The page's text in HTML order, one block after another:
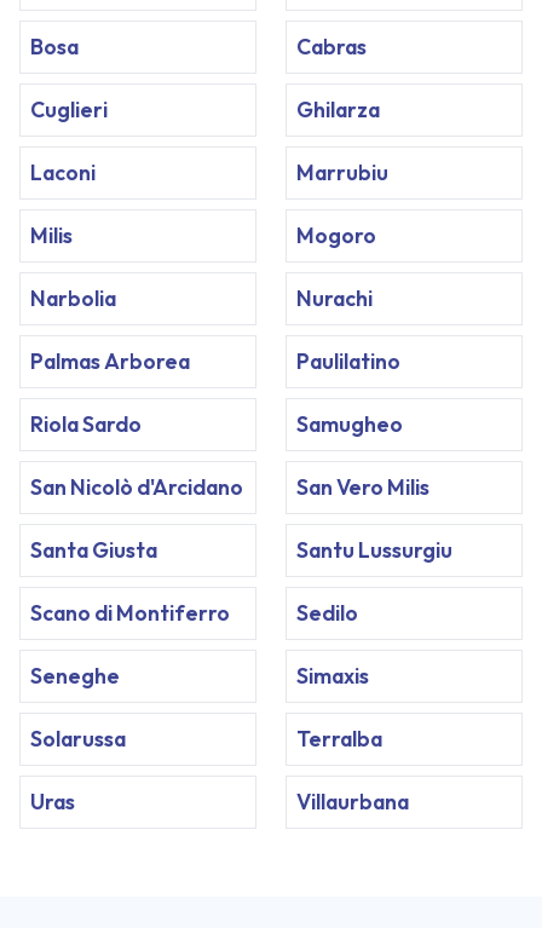
Bosa Cabras
Cuglieri Ghilarza
Laconi Marrubiu
Milis Mogoro
Narbolia Nurachi
Palmas Arborea Paulilatino
Riola Sardo Samugheo
San Nicolò d'Arcidano San Vero Milis
Santa Giusta Santu Lussurgiu
Scano di Montiferro Sedilo
Seneghe Simaxis
Solarussa Terralba
Uras Villaurbana